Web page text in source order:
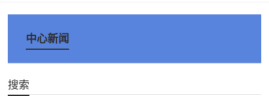
中心新闻
搜索